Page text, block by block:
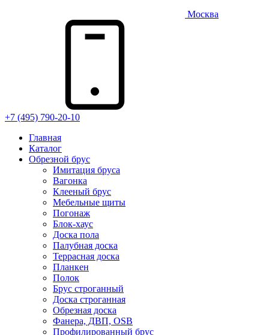
Москва
+7 (495) 790-20-10
Главная
Каталог
Обрезной брус
Имитация бруса
Вагонка
Клееный брус
Мебельные щиты
Погонаж
Блок-хаус
Доска пола
Палубная доска
Террасная доска
Планкен
Полок
Брус строганный
Доска строганная
Обрезная доска
Фанера, ДВП, OSB
Профилированный брус